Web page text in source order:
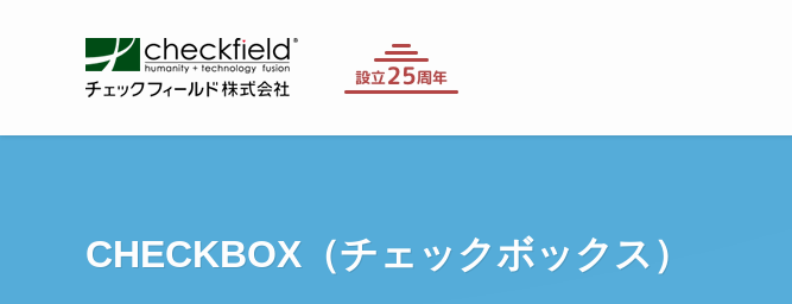
CHECKBOX（チェックボックス）